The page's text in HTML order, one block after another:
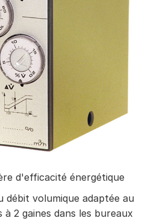
d'efficacité énergétique
débit volumique adaptée au
2 gaines dans les bureaux